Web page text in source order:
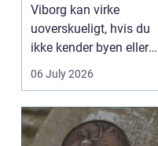
Viborg kan virke
uoverskueligt, hvis du
ikke kender byen eller
det lokale...
06 July 2026